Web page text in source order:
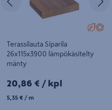
Terassilauta Siparila
26x115x3900 lämpökäsitelty
mänty
20,86€/kpl
20,86 € / kpl
5,35€/m
5,35 € / m